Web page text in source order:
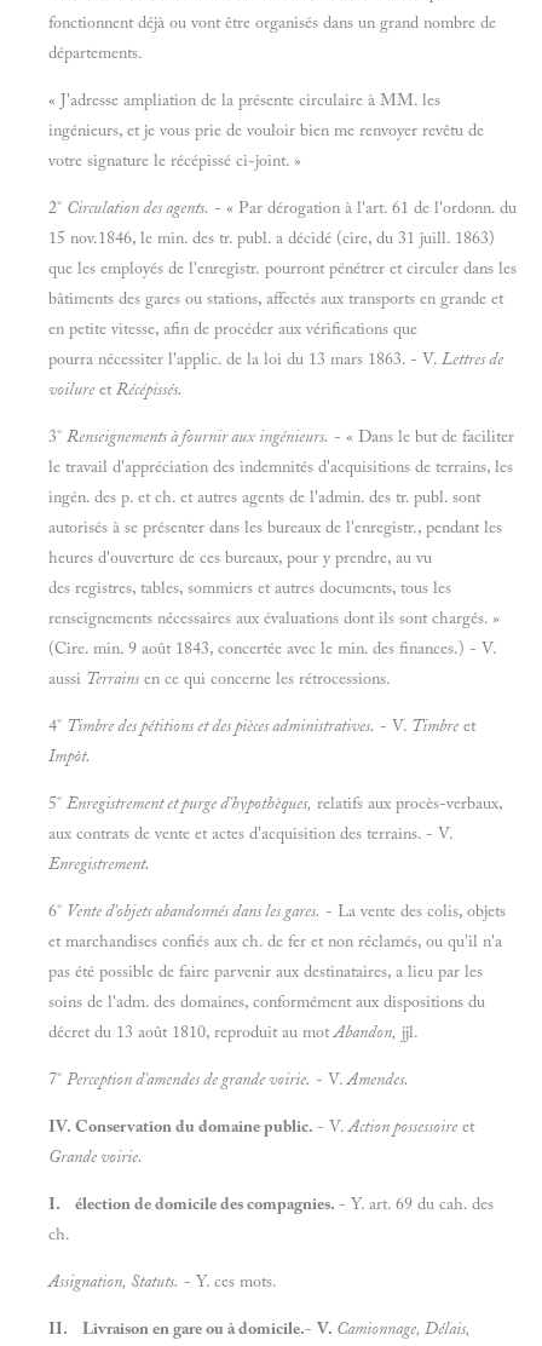
fonctionnent déjà ou vont être organisés dans un grand nombre de
départements.
« J'adresse ampliation de la présente circulaire à MM. les
ingénieurs, et je vous prie de vouloir bien me renvoyer revêtu de
votre signature le récépissé ci-joint. »
2° Circulation des agents. - « Par dérogation à l'art. 61 de l'ordonn. du
15 nov.1846, le min. des tr. publ. a décidé (cire, du 31 juill. 1863)
que les employés de l'enregistr. pourront pénétrer et circuler dans les
bâtiments des gares ou stations, affectés aux transports en grande et
en petite vitesse, afin de procéder aux vérifications que
pourra nécessiter l'applic. de la loi du 13 mars 1863. - V. Lettres de
voilure etRécépissés.
3° Renseignements à fournir aux ingénieurs. - « Dans le but de faciliter
le travail d'appréciation des indemnités d'acquisitions de terrains, les
ingén. des p. et ch. et autres agents de l'admin. des tr. publ. sont
autorisés à se présenter dans les bureaux de l'enregistr., pendant les
heures d'ouverture de ces bureaux, pour y prendre, au vu
des registres, tables, sommiers et autres documents, tous les
renseignements nécessaires aux évaluations dont ils sont chargés. »
(Cire. min. 9 août 1843, concertée avec le min. des finances.) - V.
aussi Terrains en ce qui concerne les rétrocessions.
4° Timbre des pétitions et des pièces administratives. - V. Timbre et
Impôt.
5° Enregistrement et purge d'hypothèques, relatifs aux procès-verbaux,
aux contrats de vente et actes d'acquisition des terrains. - V.
Enregistrement.
6° Vente d'objets abandonnés dans les gares. - La vente des colis, objets
et marchandises confiés aux ch. de fer et non réclamés, ou qu'il n'a
pas été possible de faire parvenir aux destinataires, a lieu par les
soins de l'adm. des domaines, conformément aux dispositions du
décret du 13 août 1810, reproduit au motAbandon, jjl.
7° Perception d'amendes de grande voirie. - V.Amendes.
IV. Conservation du domaine public. - V.Action possessoire et
Grande voirie.
I. élection de domicile des compagnies. - Y. art. 69 du cah. des
ch.
Assignation, Statuts. - Y. ces mots.
II. Livraison en gare ou à domicile.- V. Camionnage, Délais,